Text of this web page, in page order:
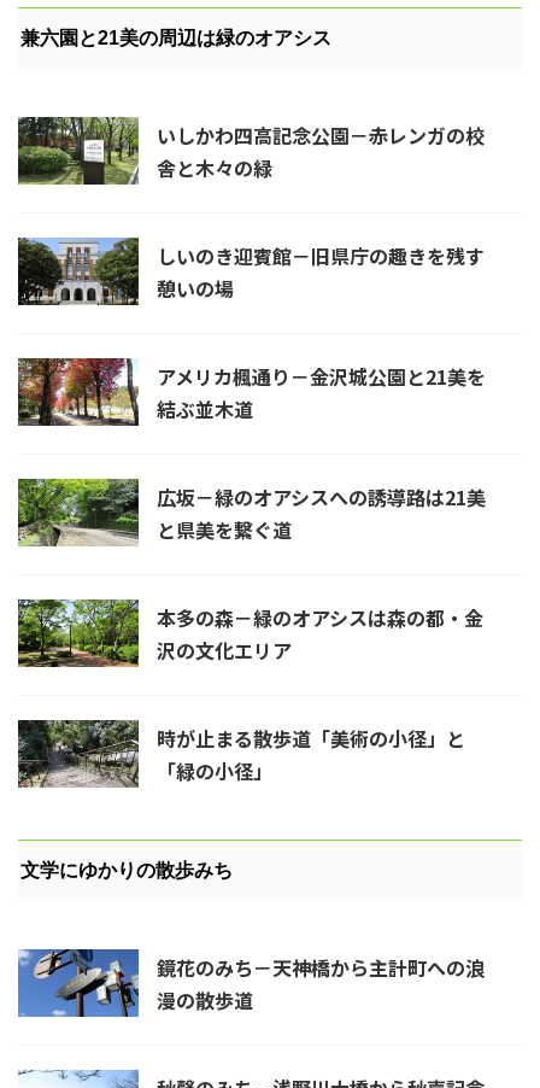
兼六園と21美の周辺は緑のオアシス
いしかわ四高記念公園－赤レンガの校
舎と木々の緑
しいのき迎賓館－旧県庁の趣きを残す
憩いの場
アメリカ楓通り－金沢城公園と21美を
結ぶ並木道
広坂－緑のオアシスへの誘導路は21美
と県美を繋ぐ道
本多の森－緑のオアシスは森の都・金
沢の文化エリア
時が止まる散歩道「美術の小径」と
「緑の小径」
文学にゆかりの散歩みち
鏡花のみち－天神橋から主計町への浪
漫の散歩道